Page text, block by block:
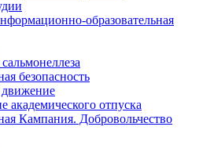
образовательная
безопасность
академического отпуска
Кампания. Добровольчество